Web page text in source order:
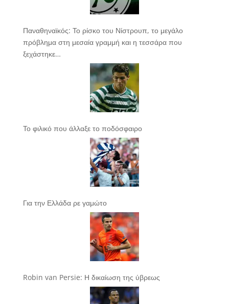
Παναθηναϊκός: Το ρίσκο του Νίστρουπ, το μεγάλο
πρόβλημα στη μεσαία γραμμή και η τεσσάρα που
ξεχάστηκε…
Το φιλικό που άλλαξε το ποδόσφαιρο
Για την Ελλάδα ρε γαμώτο
Robin van Persie: Η δικαίωση της ύβρεως